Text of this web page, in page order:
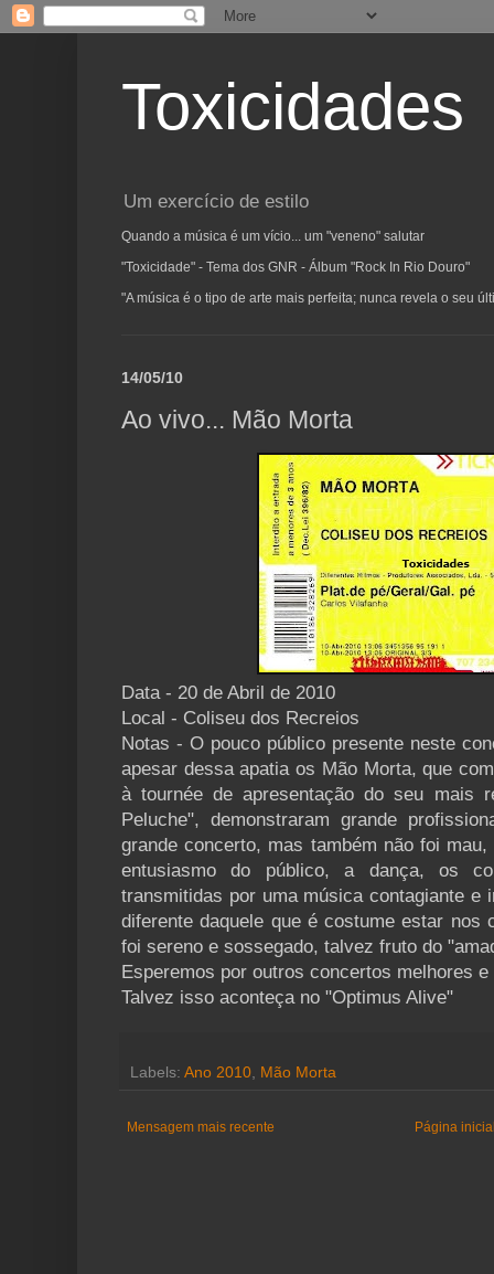
Toxicidades
Um exercício de estilo
Quando a música é um vício... um "veneno" salutar
"Toxicidade" - Tema dos GNR - Álbum "Rock In Rio Douro"
"A música é o tipo de arte mais perfeita; nunca revela o seu
14/05/10
Ao vivo... Mão Morta
Data - 20 de Abril de 2010
Local - Coliseu dos Recreios
Notas - O pouco público presente neste
apesar dessa apatia os Mão Morta, que
à tournée de apresentação do seu mais
Peluche", demonstraram grande
grande concerto, mas também não foi
entusiasmo do público, a dança, os
transmitidas por uma música contagiante e
diferente daquele que é costume estar nos
foi sereno e sossegado, talvez fruto do
Esperemos por outros concertos melhores
Talvez isso aconteça no "Optimus Alive"
Labels: Ano 2010, Mão Morta
Mensagem mais recente Página